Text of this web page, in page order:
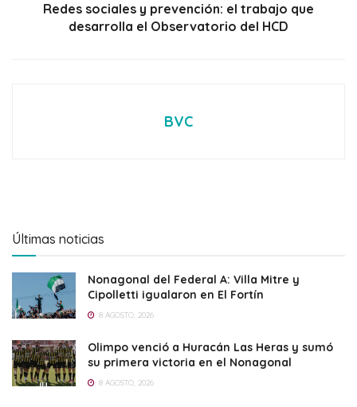
Redes sociales y prevención: el trabajo que
desarrolla el Observatorio del HCD
BVC
Últimas noticias
Nonagonal del Federal A: Villa Mitre y
Cipolletti igualaron en El Fortín
8 AGOSTO, 2026
Olimpo venció a Huracán Las Heras y sumó
su primera victoria en el Nonagonal
8 AGOSTO, 2026